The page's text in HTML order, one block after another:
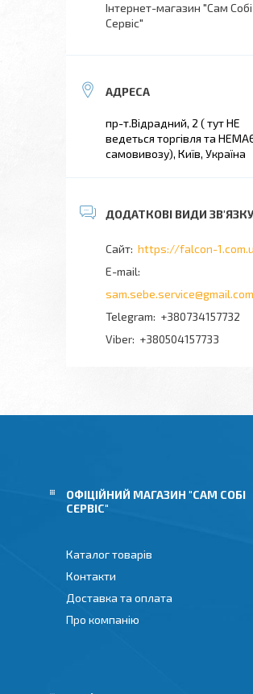
Інтернет-магазин "Сам Собі
Сервіс"
пр-т.Відрадний, 2 ( тут НЕ
ведеться торгівля та
самовивозу), Київ, Україна
https://falcon-
sam.sebe.service@gmail.com
+380734157732
+380504157733
ОФІЦІЙНИЙ МАГАЗИН "САМ СОБІ
СЕРВІС"
Каталог товарів
Контакти
Доставка та оплата
Про компанію